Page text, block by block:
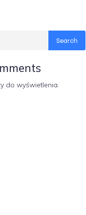
Search
do wyświetlenia.